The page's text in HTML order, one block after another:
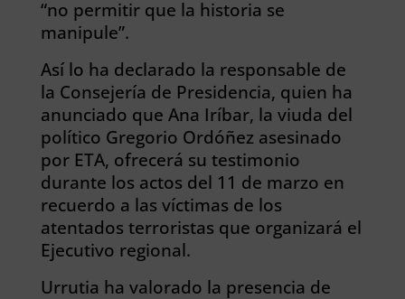
“no permitir que la historia se
manipule”.
Así lo ha declarado la responsable de
la Consejería de Presidencia, quien ha
anunciado que Ana Iríbar, la viuda del
político Gregorio Ordóñez asesinado
por ETA, ofrecerá su testimonio
durante los actos del 11 de marzo en
recuerdo a las víctimas de los
atentados terroristas que organizará el
Ejecutivo regional.
Urrutia ha valorado la presencia de